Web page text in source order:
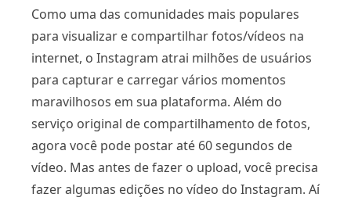
Como uma das comunidades mais populares
para visualizar e compartilhar fotos/vídeos na
internet, o Instagram atrai milhões de usuários
para capturar e carregar vários momentos
maravilhosos em sua plataforma. Além do
serviço original de compartilhamento de fotos,
agora você pode postar até 60 segundos de
vídeo. Mas antes de fazer o upload, você precisa
fazer algumas edições no vídeo do Instagram. Aí